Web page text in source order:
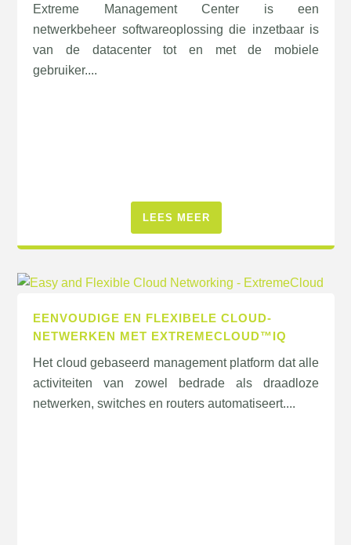
Extreme Management Center is een
netwerkbeheer softwareoplossing die inzetbaar is
van de datacenter tot en met de mobiele
gebruiker....
LEES MEER
EENVOUDIGE EN FLEXIBELE CLOUD-
NETWERKEN MET EXTREMECLOUD™IQ
Het cloud gebaseerd management platform dat alle
activiteiten van zowel bedrade als draadloze
netwerken, switches en routers automatiseert....